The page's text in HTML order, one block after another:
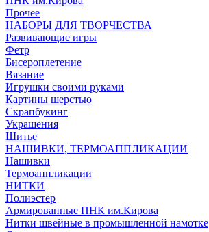
Прочее
НАБОРЫ ДЛЯ ТВОРЧЕСТВА
Развивающие игры
Фетр
Бисероплетение
Вязание
Игрушки своими руками
Картины шерстью
Скрапбукинг
Украшения
Шитье
НАШИВКИ, ТЕРМОАППЛИКАЦИИ
Нашивки
Термоаппликации
НИТКИ
Полиэстер
Армированные ПНК им.Кирова
Нитки швейные в промышленной намотке